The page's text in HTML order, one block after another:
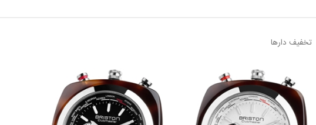
تخفیف دارها